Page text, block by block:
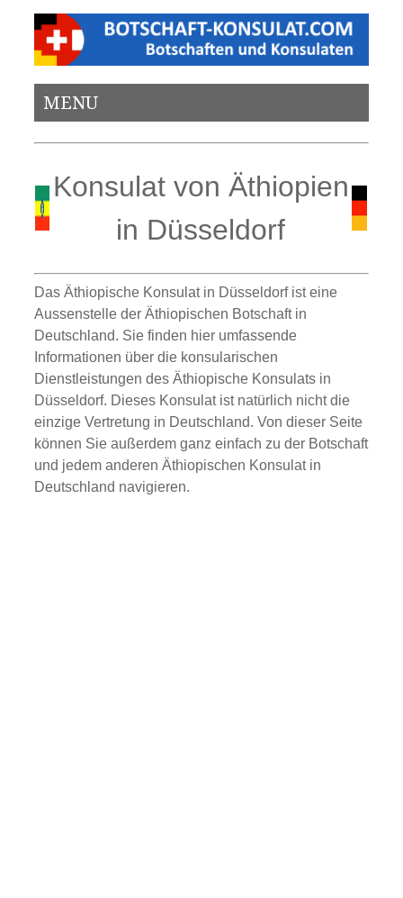
MENU
Konsulat von Äthiopien
in Düsseldorf
Das Äthiopische Konsulat in Düsseldorf ist eine
Aussenstelle der Äthiopischen Botschaft in
Deutschland. Sie finden hier umfassende
Informationen über die konsularischen
Dienstleistungen des Äthiopische Konsulats in
Düsseldorf. Dieses Konsulat ist natürlich nicht die
einzige Vertretung in Deutschland. Von dieser Seite
können Sie außerdem ganz einfach zu der Botschaft
und jedem anderen Äthiopischen Konsulat in
Deutschland navigieren.